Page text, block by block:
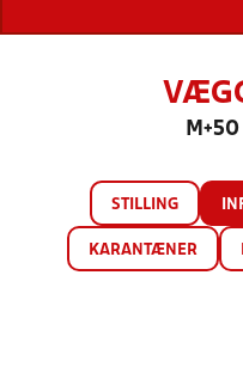
STILLING
KARANTÆNER